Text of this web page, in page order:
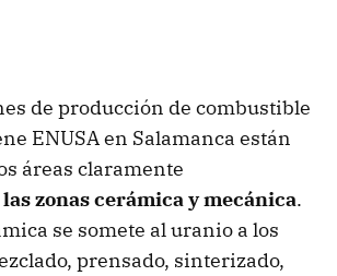
de producción de combustible
ENUSA en Salamanca están
áreas claramente
las zonas cerámica y mecánica.
se somete al uranio a los
prensado, sinterizado,